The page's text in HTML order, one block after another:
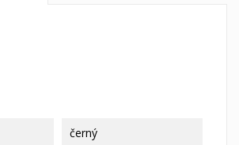
černý
přání
add_circle_outlineVytvořit nový seznam
abyste si mohli výrobky uložit do